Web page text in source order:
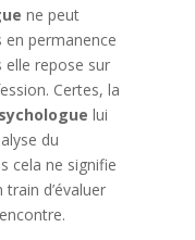
ne peut
en permanence
elle repose sur
Certes, la
lui
du
cela ne signifie
d’évaluer